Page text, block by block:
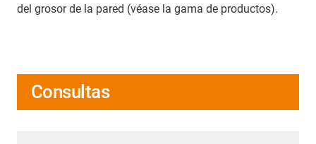
del grosor de la pared (véase la gama de productos).
Consultas